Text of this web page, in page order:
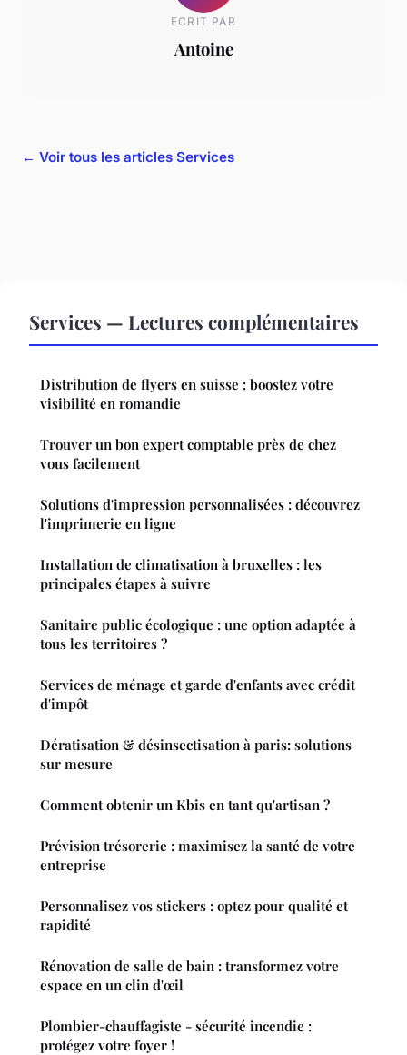
ECRIT PAR
Antoine
← Voir tous les articles Services
Services — Lectures complémentaires
Distribution de flyers en suisse : boostez votre
visibilité en romandie
Trouver un bon expert comptable près de chez
vous facilement
Solutions d'impression personnalisées : découvrez
l'imprimerie en ligne
Installation de climatisation à bruxelles : les
principales étapes à suivre
Sanitaire public écologique : une option adaptée à
tous les territoires ?
Services de ménage et garde d'enfants avec crédit
d'impôt
Dératisation & désinsectisation à paris: solutions
sur mesure
Comment obtenir un Kbis en tant qu'artisan ?
Prévision trésorerie : maximisez la santé de votre
entreprise
Personnalisez vos stickers : optez pour qualité et
rapidité
Rénovation de salle de bain : transformez votre
espace en un clin d'œil
Plombier-chauffagiste - sécurité incendie :
protégez votre foyer !